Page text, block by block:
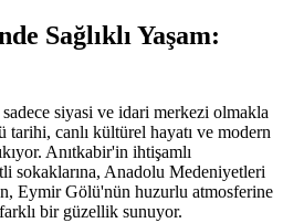
Sağlıklı Yaşam:
siyasi ve idari merkezi olmakla
tarihi, canlı kültürel hayatı ve modern
Anıtkabir'in ihtişamlı
sokaklarına, Anadolu Medeniyetleri
Eymir Gölü'nün huzurlu atmosferine
bir güzellik sunuyor.